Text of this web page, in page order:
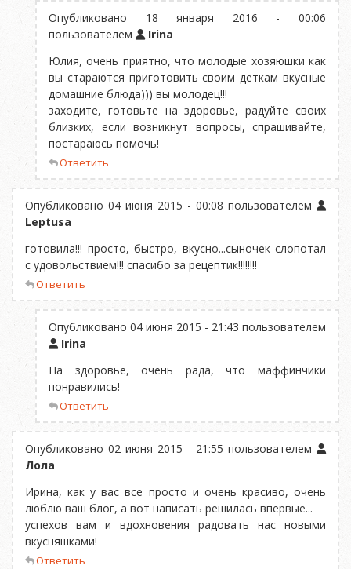
Опубликовано 18 января 2016 - 00:06
пользователем
Irina
Юлия, очень приятно, что молодые хозяюшки как
вы стараются приготовить своим деткам вкусные
домашние блюда))) вы молодец!!!
заходите, готовьте на здоровье, радуйте своих
близких, если возникнут вопросы, спрашивайте,
постараюсь помочь!
Ответить
Опубликовано 04 июня 2015 - 00:08 пользователем
Leptusa
готовила!!! просто, быстро, вкусно...сыночек слопотал
с удовольствием!!! спасибо за рецептик!!!!!!!!
Ответить
Опубликовано 04 июня 2015 - 21:43 пользователем
Irina
На здоровье, очень рада, что маффинчики
понравились!
Ответить
Опубликовано 02 июня 2015 - 21:55 пользователем
Лола
Ирина, как у вас все просто и очень красиво, очень
люблю ваш блог, а вот написать решилась впервые...
успехов вам и вдохновения радовать нас новыми
вкусняшками!
Ответить